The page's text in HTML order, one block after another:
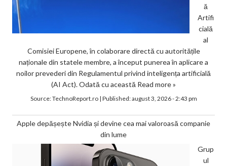
ă
Artifi
cială
al
Comisiei Europene, în colaborare directă cu autoritățile
naționale din statele membre, a început punerea în aplicare a
noilor prevederi din Regulamentul privind inteligența artificială
(AI Act). Odată cu această Read more »
Source:TechnoReport.ro| Published:august 3, 2026 - 2:43 pm
Apple depășește Nvidia și devine cea mai valoroasă companie
din lume
Grup
ul